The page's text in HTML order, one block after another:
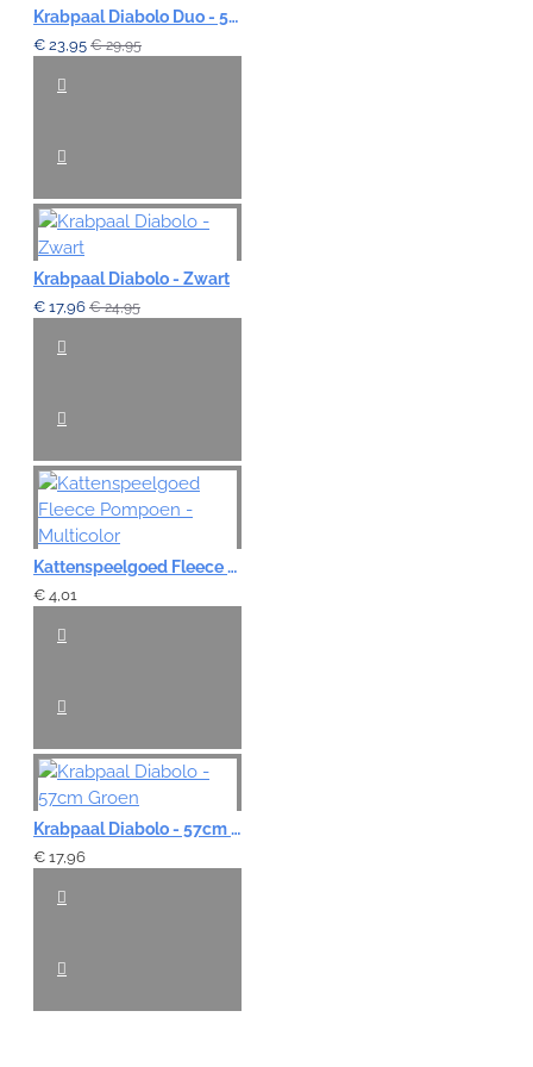
Krabpaal Diabolo Duo - 57cm Ivoor/Bruin
€ 23,95 € 29,95
Krabpaal Diabolo - Zwart
€ 17,96 € 24,95
Kattenspeelgoed Fleece Pompoen - Multicolor
€ 4,01
Krabpaal Diabolo - 57cm Groen
€ 17,96